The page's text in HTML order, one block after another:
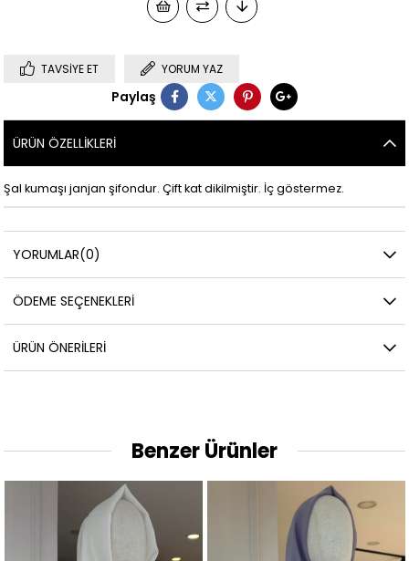
TAVSIYE ET YORUM YAZ
Paylaş
ÜRÜN ÖZELLIKLERI
Şal kumaşı janjan şifondur. Çift kat dikilmiştir. İç göstermez.
YORUMLAR(0)
ÖDEME SEÇENEKLERI
ÜRÜN ÖNERILERI
Benzer Ürünler